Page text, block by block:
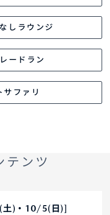
しラウンジ
ードラン
サファリ
テンツ
土)・10/5(日)]